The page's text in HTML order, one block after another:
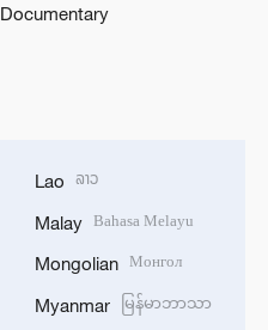
Documentary
Lao ລາວ
Malay Bahasa Melayu
Mongolian Монгол
Myanmar မြန်မာဘာသာ